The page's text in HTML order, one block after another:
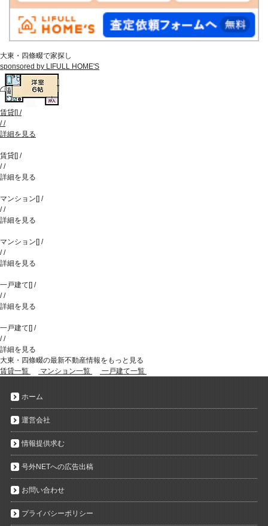
大東・四條畷で家探し
sponsored by LIFULL HOME'S
賃貸[] /
//
詳細を見る
賃貸[] /
//
詳細を見る
マンション [] /
//
詳細を見る
マンション [] /
//
詳細を見る
一戸建て [] /
//
詳細を見る
一戸建て [] /
//
詳細を見る
大東・四條畷の最新不動産情報をもっと見る
賃貸一覧
マンション一覧 一戸建て一覧
ホーム
運営会社
情報提供求む
号外NETへの広告出稿
お問い合わせ
プライバシーポリシー